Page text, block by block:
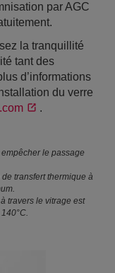
par AGC
la tranquillité
tant des
d’informations
du verre
.
le passage
transfert thermique à
travers le vitrage est